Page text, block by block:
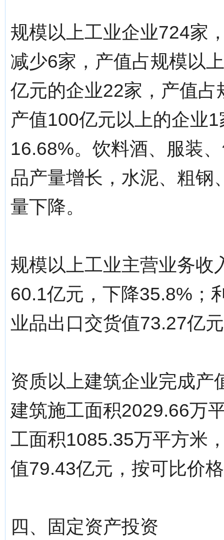
规模以上工业企业724家
减少6家，产值占规模以
亿元的企业22家，产值
产值100亿元以上的企业
16.68%。饮料酒、服装
品产量增长，水泥、粗钢
量下降。
规模以上工业主营业务收
60.1亿元，下降35.8%；
业品出口交货值73.27亿
资质以上建筑企业完成产
建筑施工面积2029.66万
工面积1085.35万平方米
值79.43亿元，按可比价
四、固定资产投资